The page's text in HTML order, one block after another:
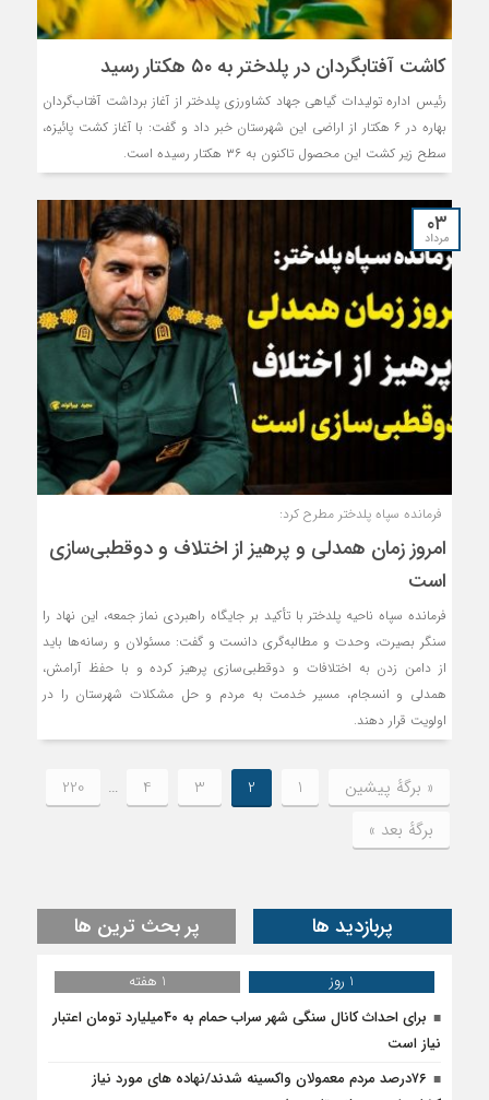
کاشت آفتابگردان در پلدختر به ۵۰ هکتار رسید
رئیس اداره تولیدات گیاهی جهاد کشاورزی پلدختر از آغاز برداشت آفتاب‌گردان
بهاره در ۶ هکتار از اراضی این شهرستان خبر داد و گفت: با آغاز کشت پائیزه،
سطح زیر کشت این محصول تاکنون به ۳۶ هکتار رسیده است.
۰۳
مرداد
‍ فرمانده سپاه پلدختر مطرح کرد:
امروز زمان همدلی و پرهیز از اختلاف و دوقطبی‌سازی
است
فرمانده سپاه ناحیه پلدختر با تأکید بر جایگاه راهبردی نماز جمعه، این نهاد را
سنگر بصیرت، وحدت و مطالبه‌گری دانست و گفت: مسئولان و رسانه‌ها باید
از دامن زدن به اختلافات و دوقطبی‌سازی پرهیز کرده و با حفظ آرامش،
همدلی و انسجام، مسیر خدمت به مردم و حل مشکلات شهرستان را در
اولویت قرار دهند.
« برگه‌ٔ پیشین 1
2
3
4
…
220
برگهٔ بعد »
پربازدید ها پر بحث ترین ها
1 روز
1 هفته
برای احداث کانال سنگی شهر سراب حمام به ۴۰میلیارد تومان اعتبار
نیاز است
۷۶درصد مردم معمولان واکسینه شدند/نهاده های مورد نیاز